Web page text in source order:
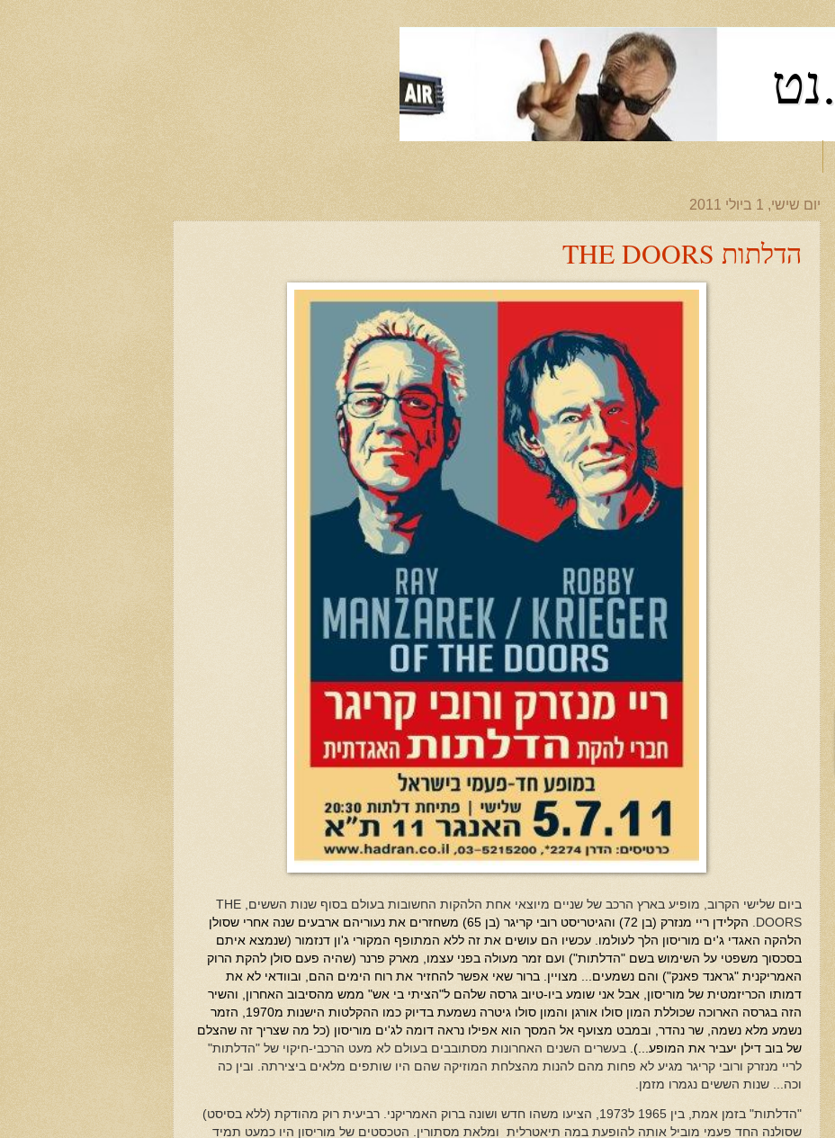
יום שישי, 1 ביולי 2011
הדלתות THE DOORS
ביום שלישי הקרוב, מופיע בארץ הרכב של שניים מיוצאי אחת הלהקות החשובות בעולם בסוף שנות הששים, THE
DOORS
הקלידן ריי מנזרק (בן 72) והגיטריסט רובי קריגר (בן 65) משחזרים את נעוריהם ארבעים שנה אחרי שסולן
הלהקה האגדי ג'ים מוריסון הלך לעולמו. עכשיו הם עושים את זה ללא המתופף המקורי ג'ון דנזמור (שנמצא איתם
בסכסוך משפטי על השימוש בשם "הדלתות") ועם זמר מעולה בפני עצמו, מארק פרנר (שהיה פעם סולן להקת הרוק
האמריקנית "גראנד פאנק") והם נשמעים... מצויין. ברור שאי אפשר להחזיר את רוח הימים ההם, ובוודאי לא את
דמותו הכריזמטית של מוריסון, אבל אני שומע ביו-טיוב גרסה שלהם ל"הציתי בי אש" ממש מהסיבוב האחרון, והשיר
הזה בגרסה הארוכה שכוללת המון סולו אורגן והמון סולו גיטרה נשמעת בדיוק כמו ההקלטות הישנות מ1970, הזמר
נשמע מלא נשמה, שר נהדר, ובמבט מצועף אל המסך הוא אפילו נראה דומה לג'ים מוריסון (כל מה שצריך זה שהצלם
של בוב דילן יעביר את המופע...). בעשרים השנים האחרונות מסתובבים בעולם לא מעט הרכבי-חיקוי של "הדלתות"
לריי מנזרק ורובי קריגר מגיע לא פחות מהם להנות מהצלחת המוזיקה שהם היו שותפים מלאים ביצירתה. ובין כה
וכה... שנות הששים נגמרו מזמן.
"הדלתות" בזמן אמת, בין 1965 ל1973, הציעו משהו חדש ושונה ברוק האמריקני. רביעית רוק מהודקת (ללא בסיסט)
שסולנה החד פעמי מוביל אותה להופעת במה תיאטרלית ומלאת מסתורין. הטכסטים של מוריסון היו כמעט תמיד